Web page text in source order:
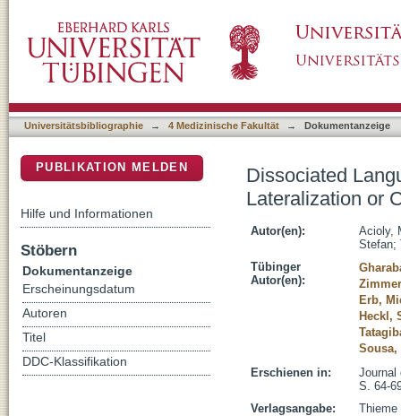
Plasticity?
Universitätsbibliographie → 4 Medizinische Fakultät → Dokumentanzeige
Dissociated
Lateralization or
Autor(en):
Acioly,
Stefan;
Tübinger
Autor(en):
Erb,
Heckl,
Sousa,
Erschienen in:
Journal
S. 64-
Verlagsangabe:
Thieme
PUBLIKATION MELDEN
Hilfe und Informationen
Stöbern
Dokumentanzeige
Erscheinungsdatum
Autoren
Titel
DDC-Klassifikation